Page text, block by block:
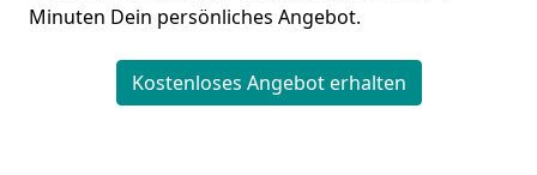
Minuten Dein persönliches Angebot.
Kostenloses Angebot erhalten